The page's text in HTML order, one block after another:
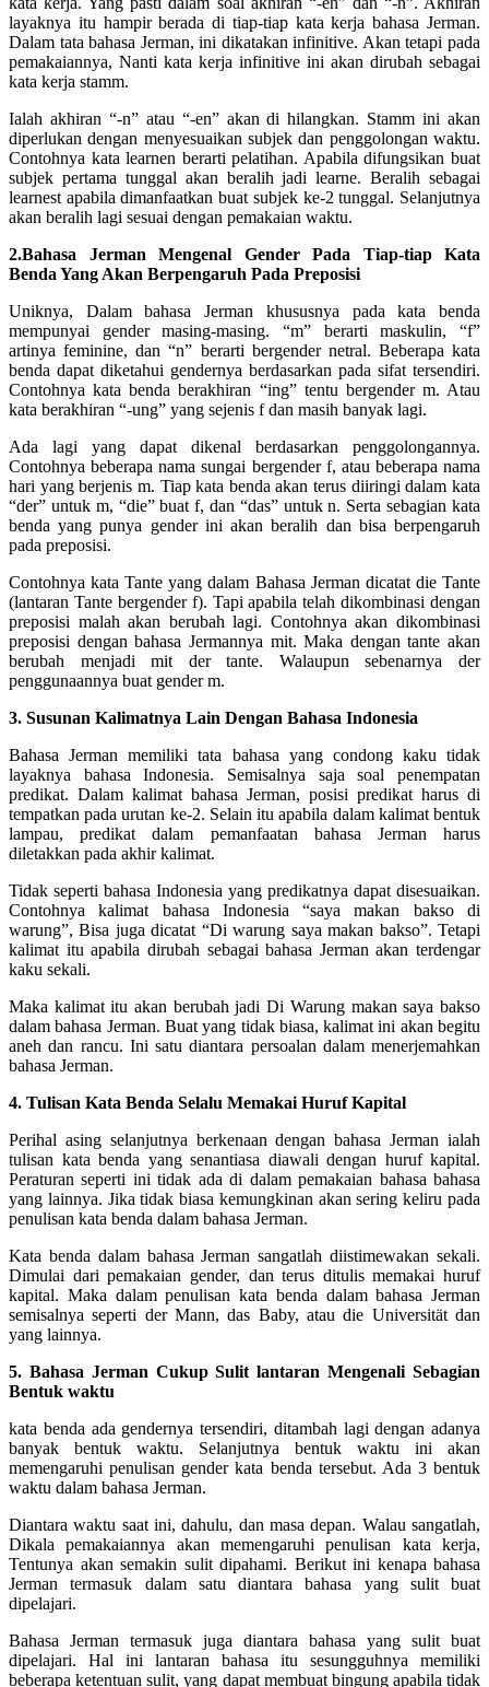
layaknya itu hampir berada di tiap-tiap kata kerja bahasa Jerman.
Dalam tata bahasa Jerman, ini dikatakan infinitive. Akan tetapi pada
pemakaiannya, Nanti kata kerja infinitive ini akan dirubah sebagai
kata kerja stamm.
Ialah akhiran “-n” atau “-en” akan di hilangkan. Stamm ini akan
diperlukan dengan menyesuaikan subjek dan penggolongan waktu.
Contohnya kata learnen berarti pelatihan. Apabila difungsikan buat
subjek pertama tunggal akan beralih jadi learne. Beralih sebagai
learnest apabila dimanfaatkan buat subjek ke-2 tunggal. Selanjutnya
akan beralih lagi sesuai dengan pemakaian waktu.
2.Bahasa Jerman Mengenal Gender Pada Tiap-tiap Kata
Benda Yang Akan Berpengaruh Pada Preposisi
Uniknya, Dalam bahasa Jerman khususnya pada kata benda
mempunyai gender masing-masing. “m” berarti maskulin, “f”
artinya feminine, dan “n” berarti bergender netral. Beberapa kata
benda dapat diketahui gendernya berdasarkan pada sifat tersendiri.
Contohnya kata benda berakhiran “ing” tentu bergender m. Atau
kata berakhiran “-ung” yang sejenis f dan masih banyak lagi.
Ada lagi yang dapat dikenal berdasarkan penggolongannya.
Contohnya beberapa nama sungai bergender f, atau beberapa nama
hari yang berjenis m. Tiap kata benda akan terus diiringi dalam kata
“der” untuk m, “die” buat f, dan “das” untuk n. Serta sebagian kata
benda yang punya gender ini akan beralih dan bisa berpengaruh
pada preposisi.
Contohnya kata Tante yang dalam Bahasa Jerman dicatat die Tante
(lantaran Tante bergender f). Tapi apabila telah dikombinasi dengan
preposisi malah akan berubah lagi. Contohnya akan dikombinasi
preposisi dengan bahasa Jermannya mit. Maka dengan tante akan
berubah menjadi mit der tante. Walaupun sebenarnya der
penggunaannya buat gender m.
3. Susunan Kalimatnya Lain Dengan Bahasa Indonesia
Bahasa Jerman memiliki tata bahasa yang condong kaku tidak
layaknya bahasa Indonesia. Semisalnya saja soal penempatan
predikat. Dalam kalimat bahasa Jerman, posisi predikat harus di
tempatkan pada urutan ke-2. Selain itu apabila dalam kalimat bentuk
lampau, predikat dalam pemanfaatan bahasa Jerman harus
diletakkan pada akhir kalimat.
Tidak seperti bahasa Indonesia yang predikatnya dapat disesuaikan.
Contohnya kalimat bahasa Indonesia “saya makan bakso di
warung”, Bisa juga dicatat “Di warung saya makan bakso”. Tetapi
kalimat itu apabila dirubah sebagai bahasa Jerman akan terdengar
kaku sekali.
Maka kalimat itu akan berubah jadi Di Warung makan saya bakso
dalam bahasa Jerman. Buat yang tidak biasa, kalimat ini akan begitu
aneh dan rancu. Ini satu diantara persoalan dalam menerjemahkan
bahasa Jerman.
4. Tulisan Kata Benda Selalu Memakai Huruf Kapital
Perihal asing selanjutnya berkenaan dengan bahasa Jerman ialah
tulisan kata benda yang senantiasa diawali dengan huruf kapital.
Peraturan seperti ini tidak ada di dalam pemakaian bahasa bahasa
yang lainnya. Jika tidak biasa kemungkinan akan sering keliru pada
penulisan kata benda dalam bahasa Jerman.
Kata benda dalam bahasa Jerman sangatlah diistimewakan sekali.
Dimulai dari pemakaian gender, dan terus ditulis memakai huruf
kapital. Maka dalam penulisan kata benda dalam bahasa Jerman
semisalnya seperti der Mann, das Baby, atau die Universität dan
yang lainnya.
5. Bahasa Jerman Cukup Sulit lantaran Mengenali Sebagian
Bentuk waktu
kata benda ada gendernya tersendiri, ditambah lagi dengan adanya
banyak bentuk waktu. Selanjutnya bentuk waktu ini akan
memengaruhi penulisan gender kata benda tersebut. Ada 3 bentuk
waktu dalam bahasa Jerman.
Diantara waktu saat ini, dahulu, dan masa depan. Walau sangatlah,
Dikala pemakaiannya akan memengaruhi penulisan kata kerja,
Tentunya akan semakin sulit dipahami. Berikut ini kenapa bahasa
Jerman termasuk dalam satu diantara bahasa yang sulit buat
dipelajari.
Bahasa Jerman termasuk juga diantara bahasa yang sulit buat
dipelajari. Hal ini lantaran bahasa itu sesungguhnya memiliki
beberapa ketentuan sulit, yang dapat membuat bingung apabila tidak